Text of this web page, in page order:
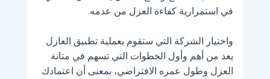
في استمرارية كفاءة العزل من عدمه.
واختيار الشركة التي ستقوم بعملية تطبيق العازل
يعد من أهم وأول الخطوات التي تسهم في متانة
العزل وطول عمره الافتراضي، بمعنى أن اعتمادك